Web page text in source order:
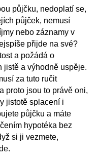
půjčku, nedoplatí se,
půjček, nemusí
nebo záznamy v
přijde na své?
a požádá o
jistě a výhodně uspěje.
za tuto ručit
proto jsou to právě oni,
jistotě splacení i
půjčku a máte
hypotéka bez
si ji vezmete,